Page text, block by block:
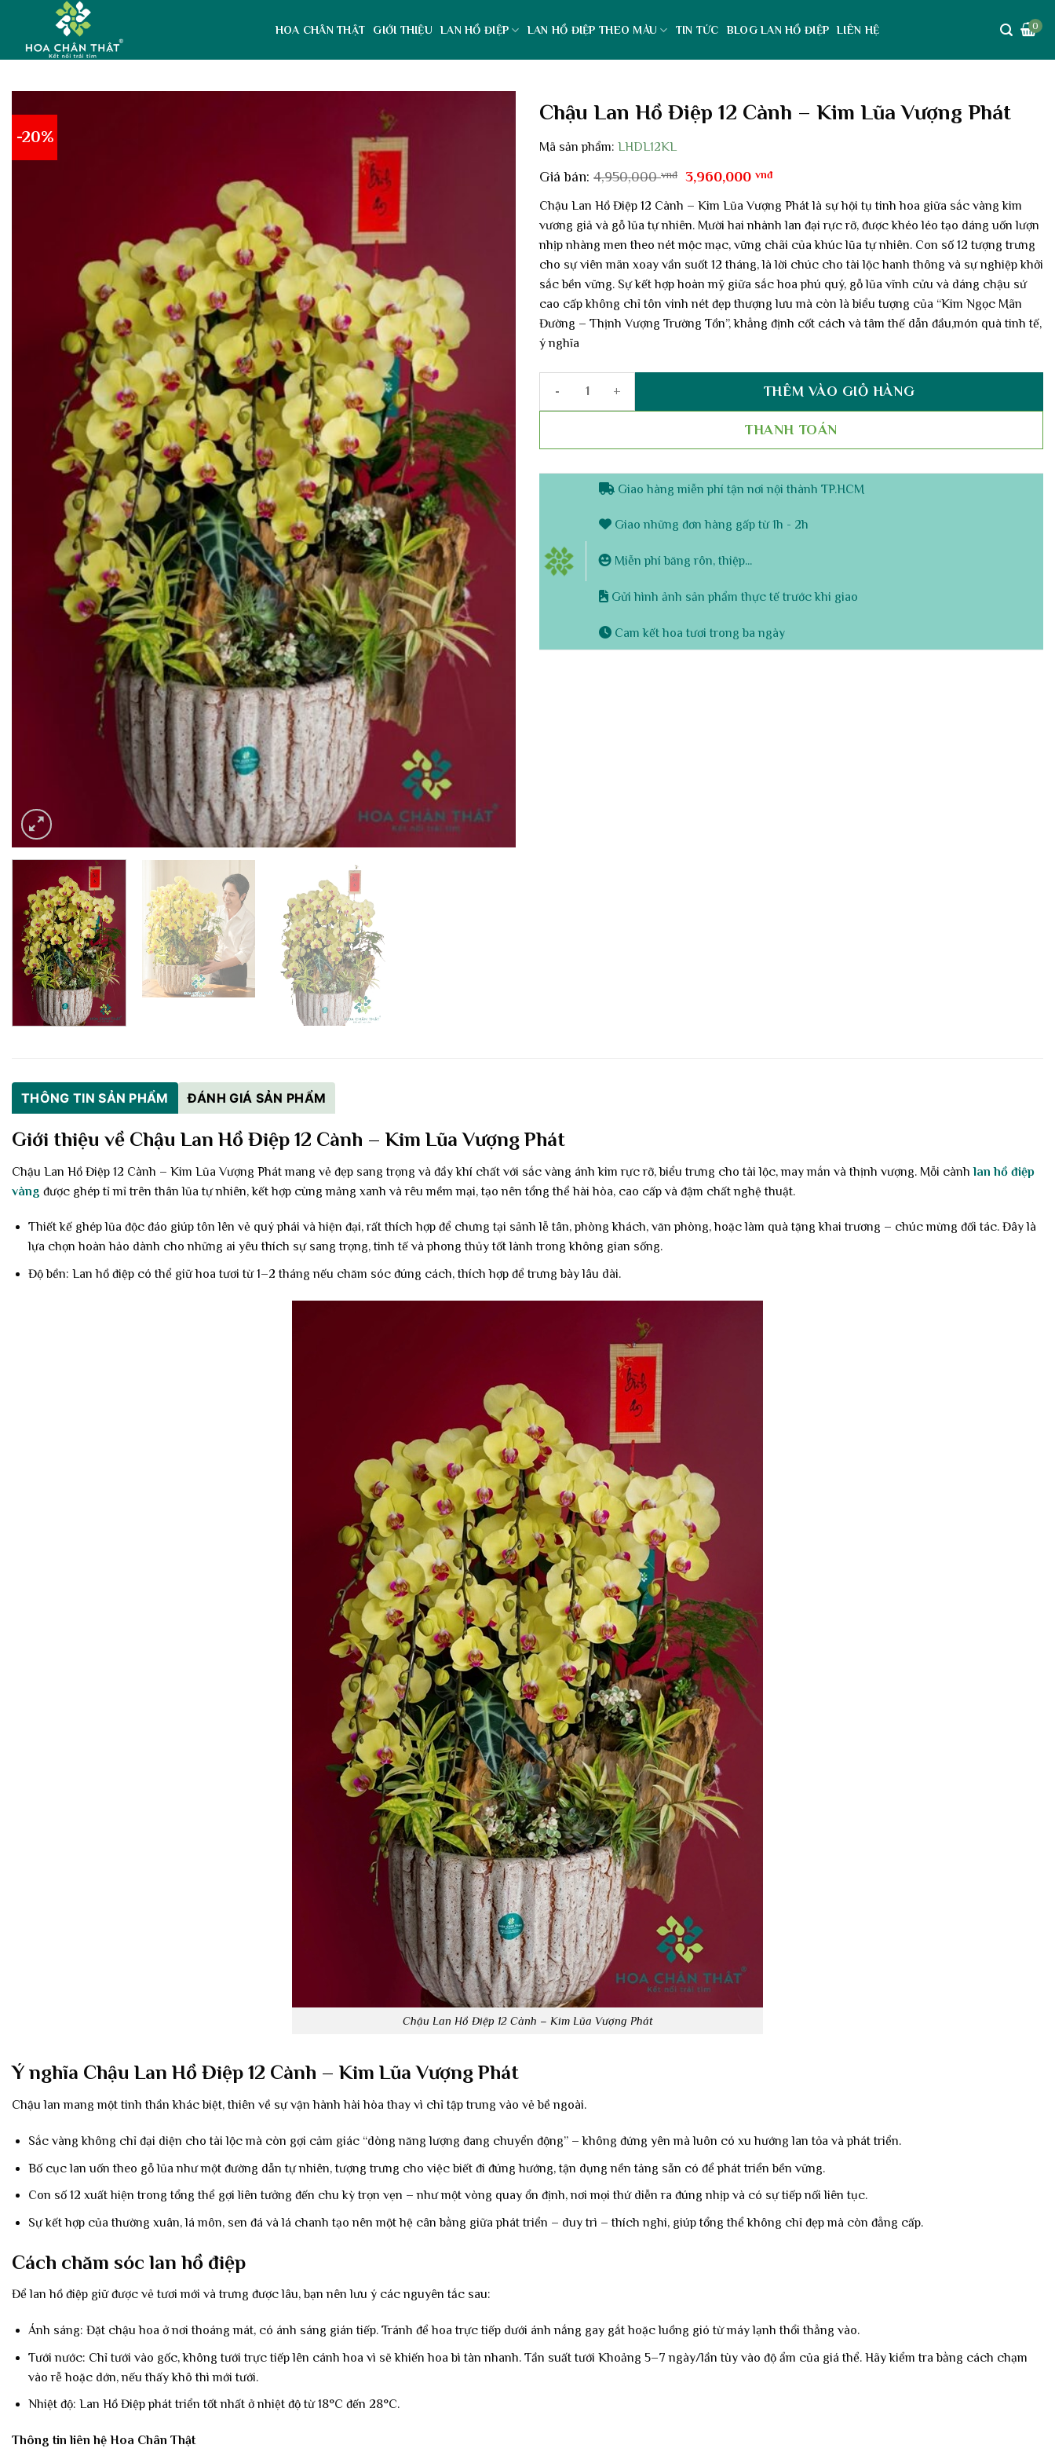
content
HOA CHÂN THẬT GIỚI THIỆU LAN HỒ ĐIỆP LAN HỒ ĐIỆP THEO MÀU TIN TỨC BLOG LAN HỒ ĐIỆP LIÊN HỆ 0
-20%
Chậu Lan Hồ Điệp 12 Cành – Kim Lũa Vượng Phát
Mã sản phẩm: LHDL12KL
Giá bán: 4,950,000vnđ
Giá
là:
4,950,000 vnđ.
3,960,000vnđGiá
tại
là:
3,960,000 vnđ.
Chậu Lan Hồ Điệp 12 Cành – Kim Lũa Vượng Phát là sự hội tụ tinh hoa giữa sắc vàng kim
vương giả và gỗ lũa tự nhiên. Mười hai nhành lan đại rực rỡ, được khéo léo tạo dáng uốn lượn
nhịp nhàng men theo nét mộc mạc, vững chãi của khúc lũa tự nhiên. Con số 12 tượng trưng
cho sự viên mãn xoay vần suốt 12 tháng, là lời chúc cho tài lộc hanh thông và sự nghiệp khởi
sắc bền vững. Sự kết hợp hoàn mỹ giữa sắc hoa phú quý, gỗ lũa vĩnh cửu và dáng chậu sứ
cao cấp không chỉ tôn vinh nét đẹp thượng lưu mà còn là biểu tượng của “Kim Ngọc Mãn
Đường – Thịnh Vượng Trường Tồn”, khẳng định cốt cách và tâm thế dẫn đầu,món quà tinh tế,
ý nghĩa
Chậu Lan Hồ Điệp 12 Cành – Kim Lũa Vượng Phát số lượngTHÊM VÀO GIỎ HÀNG
THANH TOÁN
Giao hàng miễn phí tận nơi nội thành TP.HCM
Giao những đơn hàng gấp từ 1h - 2h
Miễn phí băng rôn, thiệp...
Gửi hình ảnh sản phẩm thực tế trước khi giao
Cam kết hoa tươi trong ba ngày
THÔNG TIN SẢN PHẨM ĐÁNH GIÁ SẢN PHẨM
Giới thiệu về Chậu Lan Hồ Điệp 12 Cành – Kim Lũa Vượng Phát
Chậu Lan Hồ Điệp 12 Cành – Kim Lũa Vượng Phát mang vẻ đẹp sang trọng và đầy khí chất với sắc vàng ánh kim rực rỡ, biểu trưng cho tài lộc, may mắn và thịnh vượng. Mỗi cànhlan hồ điệp
vàng được ghép tỉ mỉ trên thân lũa tự nhiên, kết hợp cùng mảng xanh và rêu mềm mại, tạo nên tổng thể hài hòa, cao cấp và đậm chất nghệ thuật.
Thiết kế ghép lũa độc đáo giúp tôn lên vẻ quý phái và hiện đại, rất thích hợp để chưng tại sảnh lễ tân, phòng khách, văn phòng, hoặc làm quà tặng khai trương – chúc mừng đối tác. Đây là
lựa chọn hoàn hảo dành cho những ai yêu thích sự sang trọng, tinh tế và phong thủy tốt lành trong không gian sống.
Độ bền: Lan hồ điệp có thể giữ hoa tươi từ 1–2 tháng nếu chăm sóc đúng cách, thích hợp để trưng bày lâu dài.
Chậu Lan Hồ Điệp 12 Cành – Kim Lũa Vượng Phát
Ý nghĩa Chậu Lan Hồ Điệp 12 Cành – Kim Lũa Vượng Phát
Chậu lan mang một tinh thần khác biệt, thiên về sự vận hành hài hòa thay vì chỉ tập trung vào vẻ bề ngoài.
Sắc vàng không chỉ đại diện cho tài lộc mà còn gợi cảm giác “dòng năng lượng đang chuyển động” – không đứng yên mà luôn có xu hướng lan tỏa và phát triển.
Bố cục lan uốn theo gỗ lũa như một đường dẫn tự nhiên, tượng trưng cho việc biết đi đúng hướng, tận dụng nền tảng sẵn có để phát triển bền vững.
Con số 12 xuất hiện trong tổng thể gợi liên tưởng đến chu kỳ trọn vẹn – như một vòng quay ổn định, nơi mọi thứ diễn ra đúng nhịp và có sự tiếp nối liên tục.
Sự kết hợp của thường xuân, lá môn, sen đá và lá chanh tạo nên một hệ cân bằng giữa phát triển – duy trì – thích nghi, giúp tổng thể không chỉ đẹp mà còn đẳng cấp.
Cách chăm sóc lan hồ điệp
Để lan hồ điệp giữ được vẻ tươi mới và trưng được lâu, bạn nên lưu ý các nguyên tắc sau:
Ánh sáng: Đặt chậu hoa ở nơi thoáng mát, có ánh sáng gián tiếp. Tránh để hoa trực tiếp dưới ánh nắng gay gắt hoặc luồng gió từ máy lạnh thổi thẳng vào.
Tưới nước: Chỉ tưới vào gốc, không tưới trực tiếp lên cánh hoa vì sẽ khiến hoa bì tàn nhanh. Tần suất tưới Khoảng 5–7 ngày/lần tùy vào độ ẩm của giá thể. Hãy kiểm tra bằng cách chạm
vào rễ hoặc dớn, nếu thấy khô thì mới tưới.
Nhiệt độ: Lan Hồ Điệp phát triển tốt nhất ở nhiệt độ từ 18°C đến 28°C.
Thông tin liên hệ Hoa Chân Thật